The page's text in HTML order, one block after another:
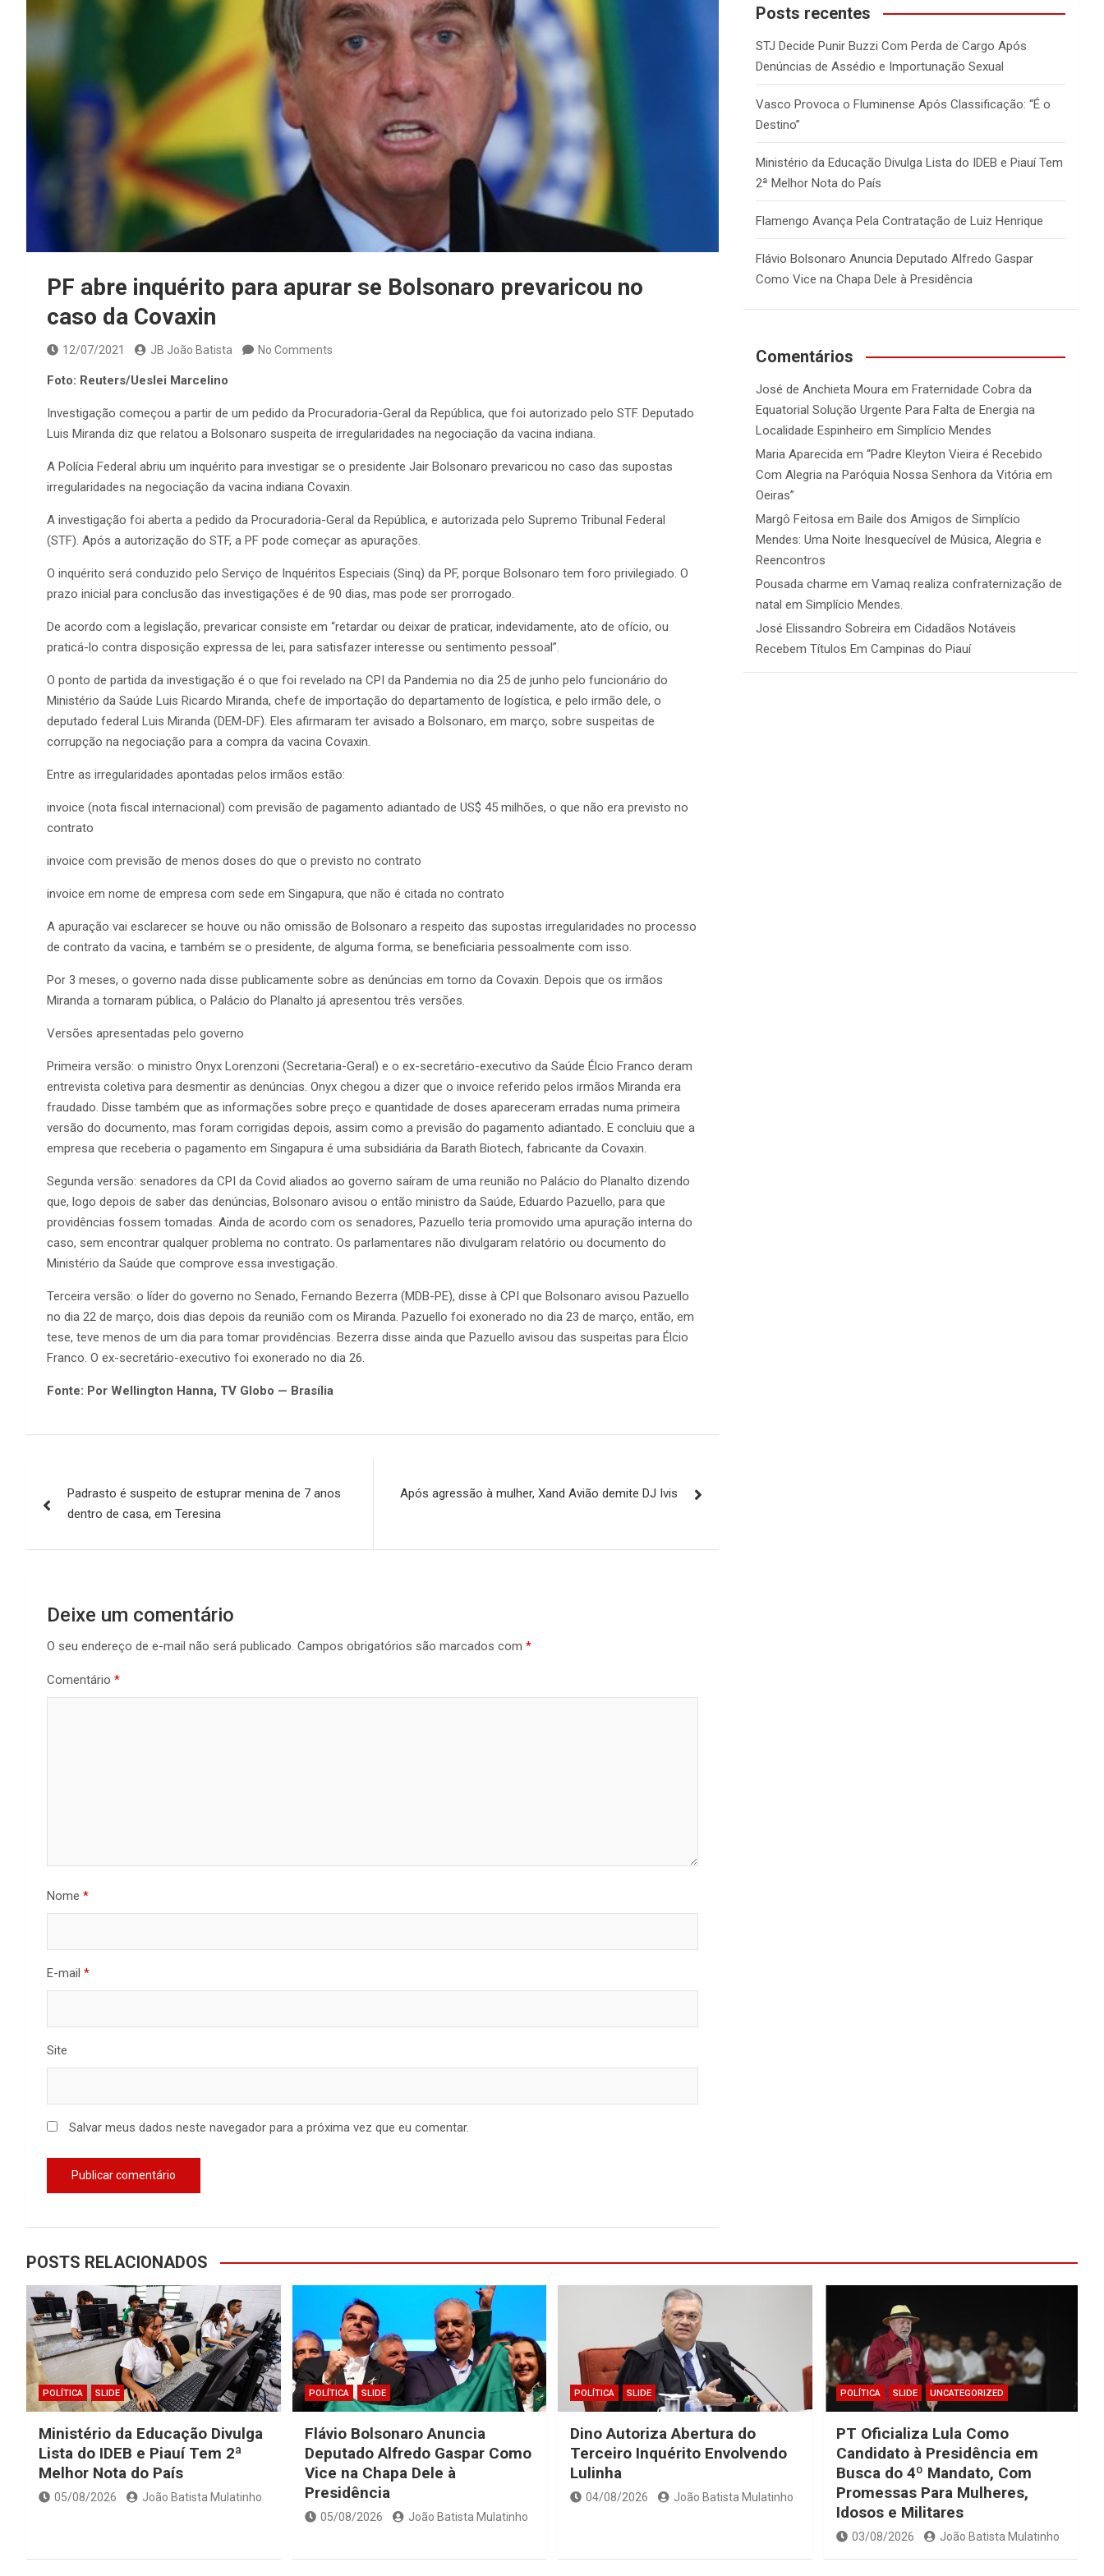
PF abre inquérito para apurar se Bolsonaro prevaricou no
caso da Covaxin
12/07/2021 JB João Batista No Comments
Foto: Reuters/Ueslei Marcelino
Investigação começou a partir de um pedido da Procuradoria-Geral da República, que foi autorizado pelo STF. Deputado
Luis Miranda diz que relatou a Bolsonaro suspeita de irregularidades na negociação da vacina indiana.
A Polícia Federal abriu um inquérito para investigar se o presidente Jair Bolsonaro prevaricou no caso das supostas
irregularidades na negociação da vacina indiana Covaxin.
A investigação foi aberta a pedido da Procuradoria-Geral da República, e autorizada pelo Supremo Tribunal Federal
(STF). Após a autorização do STF, a PF pode começar as apurações.
O inquérito será conduzido pelo Serviço de Inquéritos Especiais (Sinq) da PF, porque Bolsonaro tem foro privilegiado. O
prazo inicial para conclusão das investigações é de 90 dias, mas pode ser prorrogado.
De acordo com a legislação, prevaricar consiste em “retardar ou deixar de praticar, indevidamente, ato de ofício, ou
praticá-lo contra disposição expressa de lei, para satisfazer interesse ou sentimento pessoal”.
O ponto de partida da investigação é o que foi revelado na CPI da Pandemia no dia 25 de junho pelo funcionário do
Ministério da Saúde Luis Ricardo Miranda, chefe de importação do departamento de logística, e pelo irmão dele, o
deputado federal Luis Miranda (DEM-DF). Eles afirmaram ter avisado a Bolsonaro, em março, sobre suspeitas de
corrupção na negociação para a compra da vacina Covaxin.
Entre as irregularidades apontadas pelos irmãos estão:
invoice (nota fiscal internacional) com previsão de pagamento adiantado de US$ 45 milhões, o que não era previsto no
contrato
invoice com previsão de menos doses do que o previsto no contrato
invoice em nome de empresa com sede em Singapura, que não é citada no contrato
A apuração vai esclarecer se houve ou não omissão de Bolsonaro a respeito das supostas irregularidades no processo
de contrato da vacina, e também se o presidente, de alguma forma, se beneficiaria pessoalmente com isso.
Por 3 meses, o governo nada disse publicamente sobre as denúncias em torno da Covaxin. Depois que os irmãos
Miranda a tornaram pública, o Palácio do Planalto já apresentou três versões.
Versões apresentadas pelo governo
Primeira versão: o ministro Onyx Lorenzoni (Secretaria-Geral) e o ex-secretário-executivo da Saúde Élcio Franco deram
entrevista coletiva para desmentir as denúncias. Onyx chegou a dizer que o invoice referido pelos irmãos Miranda era
fraudado. Disse também que as informações sobre preço e quantidade de doses apareceram erradas numa primeira
versão do documento, mas foram corrigidas depois, assim como a previsão do pagamento adiantado. E concluiu que a
empresa que receberia o pagamento em Singapura é uma subsidiária da Barath Biotech, fabricante da Covaxin.
Segunda versão: senadores da CPI da Covid aliados ao governo saíram de uma reunião no Palácio do Planalto dizendo
que, logo depois de saber das denúncias, Bolsonaro avisou o então ministro da Saúde, Eduardo Pazuello, para que
providências fossem tomadas. Ainda de acordo com os senadores, Pazuello teria promovido uma apuração interna do
caso, sem encontrar qualquer problema no contrato. Os parlamentares não divulgaram relatório ou documento do
Ministério da Saúde que comprove essa investigação.
Terceira versão: o líder do governo no Senado, Fernando Bezerra (MDB-PE), disse à CPI que Bolsonaro avisou Pazuello
no dia 22 de março, dois dias depois da reunião com os Miranda. Pazuello foi exonerado no dia 23 de março, então, em
tese, teve menos de um dia para tomar providências. Bezerra disse ainda que Pazuello avisou das suspeitas para Élcio
Franco. O ex-secretário-executivo foi exonerado no dia 26.
Fonte: Por Wellington Hanna, TV Globo — Brasília
de
Post
Padrasto é suspeito de estuprar menina de 7 anos
dentro de casa, em Teresina
Após agressão à mulher, Xand Avião demite DJ Ivis
Deixe um comentário
O seu endereço de e-mail não será publicado. Campos obrigatórios são marcados com *
Comentário *
Nome *
E-mail *
Site
Salvar meus dados neste navegador para a próxima vez que eu comentar.
c
Posts recentes
STJ Decide Punir Buzzi Com Perda de Cargo Após
Denúncias de Assédio e Importunação Sexual
Vasco Provoca o Fluminense Após Classificação: “É o
Destino”
Ministério da Educação Divulga Lista do IDEB e Piauí Tem
2ª Melhor Nota do País
Flamengo Avança Pela Contratação de Luiz Henrique
Flávio Bolsonaro Anuncia Deputado Alfredo Gaspar
Como Vice na Chapa Dele à Presidência
Comentários
José de Anchieta Moura emFraternidade Cobra da
Equatorial Solução Urgente Para Falta de Energia na
Localidade Espinheiro em Simplício Mendes
Maria Aparecida em“Padre Kleyton Vieira é Recebido
Com Alegria na Paróquia Nossa Senhora da Vitória em
Oeiras”
Margô Feitosa emBaile dos Amigos de Simplício
Mendes: Uma Noite Inesquecível de Música, Alegria e
Reencontros
Pousada charme emVamaq realiza confraternização de
natal em Simplício Mendes.
José Elissandro Sobreira emCidadãos Notáveis
Recebem Títulos Em Campinas do Piauí
POSTS RELACIONADOS
POLÍTICA SLIDE
Ministério da Educação Divulga
Lista do IDEB e Piauí Tem 2ª
Melhor Nota do País
05/08/2026 João Batista Mulatinho
POLÍTICA SLIDE
Flávio Bolsonaro Anuncia
Deputado Alfredo Gaspar Como
Vice na Chapa Dele à
Presidência
05/08/2026 João Batista Mulatinho
POLÍTICA SLIDE
Dino Autoriza Abertura do
Terceiro Inquérito Envolvendo
Lulinha
04/08/2026 João Batista Mulatinho
POLÍTICA SLIDE UNCATEGORIZED
PT Oficializa Lula Como
Candidato à Presidência em
Busca do 4º Mandato, Com
Promessas Para Mulheres,
Idosos e Militares
03/08/2026 João Batista Mulatinho